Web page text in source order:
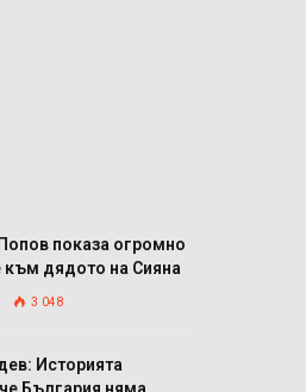
показа огромно
към дядото на Сияна
3 048
Историята